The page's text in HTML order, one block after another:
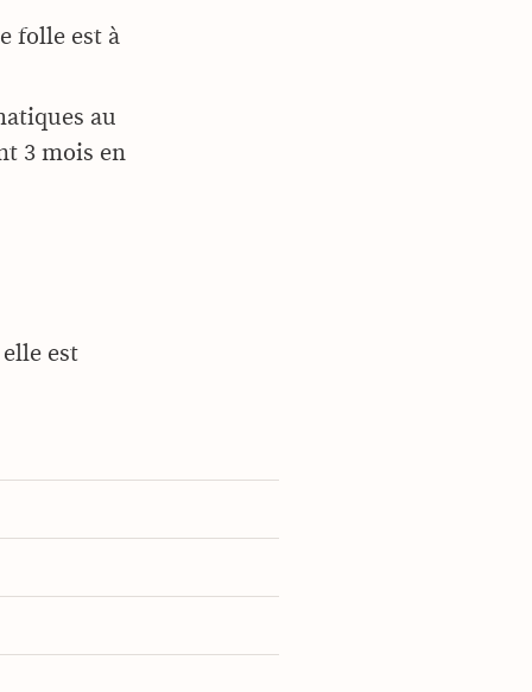
folle est à
au
3 mois en
est